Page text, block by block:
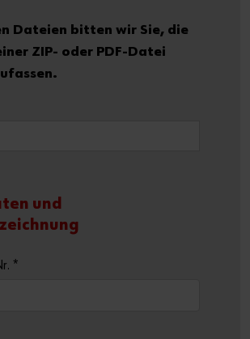
Dateien bitten wir Sie, die
ZIP- oder PDF-Datei
und
*